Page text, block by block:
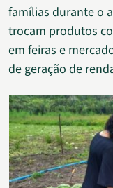
famílias durante o
trocam produtos
em feiras e
de geração de